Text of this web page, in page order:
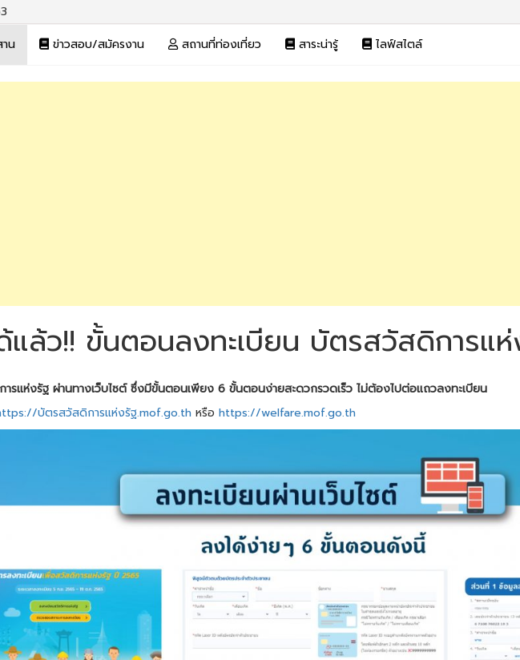
น ข่าวสอบ/สมัครงาน สถานที่ท่องเที่ยว สาระน่ารู้ ไลฟ์สไตล์
แล้ว!! ขั้นตอนลงทะเบียน บัตรสวัสดิการแ
รแห่งรัฐ ผ่านทางเว็บไซต์ ซึ่งมีขั้นตอนเพียง 6 ขั้นตอนง่ายสะดวกรวดเร็ว ไม่ต้องไปต่อแถวลงทะเบียน
บัตรสวัสดิการแห่งรัฐ.mof.go.th หรือ https://welfare.mof.go.th